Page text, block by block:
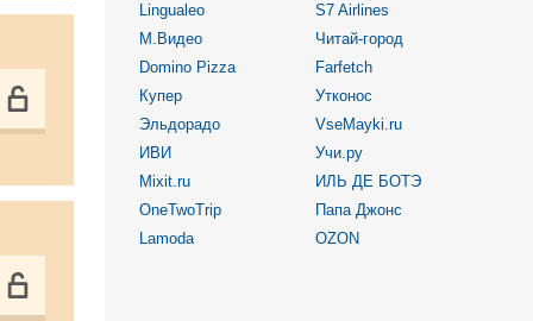
Lingualeo
S7 Airlines
М.Видео
Читай-город
Domino Pizza
Farfetch
Купер
Утконос
Эльдорадо
VseMayki.ru
ИВИ
Учи.ру
Mixit.ru
ИЛЬ ДЕ БОТЭ
OneTwoTrip
Папа Джонс
Lamoda
OZON